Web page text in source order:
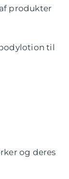
produkter
til
og deres